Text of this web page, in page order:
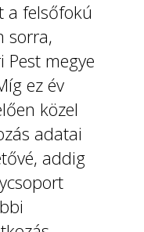
a felsőfokú
sorra,
megye
ez év
közel
adatai
addig